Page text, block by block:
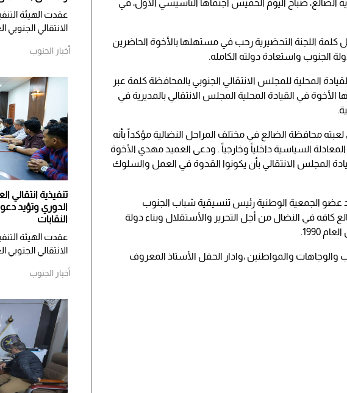
الضالع، صباح اليوم الخميس اجتماها التأسيسي الأول، في
اللجنة التحضيرية رحب في مستهلها بالأخوة الحاضرين
الجنوب واستعادة دولته الكامله.
المحلية للمجلس الانتقالي الجنوبي بالمحافظة كلمة عبر
الأخوة في القيادة المحلية المجلس الانتقالي بالمديرية في
محافظة الضالع في مختلف المراحل النضالية مؤكداً بأنه
السياسية داخلياً وخارجياً . ودعى العميد مهدي الأخوة
المجلس الانتقالي بأن يكونوا القدوة في العمل والسلوك
الجمعية الوطنية رئيس تنسيقية شباب الجنوب
كافه في النضال من أجل التحرير والأستقلال وبناء دولة
1990.
والمواطنين ،وادار الحفل الأستاذ المعروف
عقدت الهيئة
الانتقالي الجنوبي
أخبار الجنوب
تنفيذية انتقالي
الدوري وتؤيد
النقابات
​عقدت الهيئة
الانتقالي الجنوبي
أخبار الجنوب